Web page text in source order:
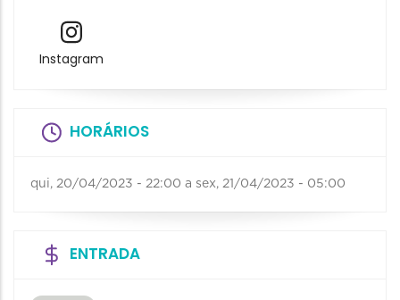
Instagram
HORÁRIOS
qui, 20/04/2023 - 22:00 a sex, 21/04/2023 - 05:00
ENTRADA